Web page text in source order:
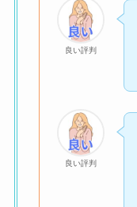
良い評判
良い評判